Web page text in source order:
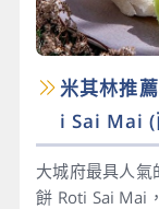
米其林推
i Sai Mai​ (
大城府最具人
餅 Roti Sai Mai